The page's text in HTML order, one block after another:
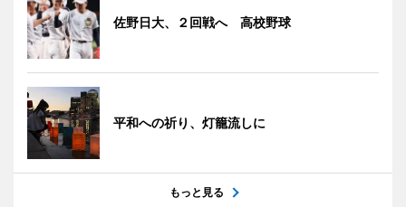
佐野日大、２回戦へ 高校野球
平和への祈り、灯籠流しに
もっと見る